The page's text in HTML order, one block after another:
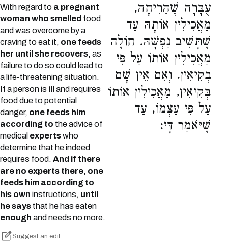
With regard to a pregnant
woman who smelled food
and was overcome by a
craving to eat it, one feeds
her until she recovers, as
failure to do so could lead to
a life-threatening situation.
If a person is ill
and requires
food due to potential
danger, one feeds him
according to the advice of
medical expertswho
determine that he indeed
requires food. And if there
are no experts there, one
feeds him according to
his own instructions, until
he says that he has eaten
enough and needs no more.
Suggest an edit
עֻבָּרָה שֶׁהֵרִיחָה,
מַאֲכִילִין אוֹתָהּ עַד
שֶׁתָּשִׁיב נַפְשָׁהּ. חוֹלֶה
מַאֲכִילִין אוֹתוֹ עַל פִּי
בְקִיאִין. וְאִם אֵין שָׁם
בְּקִיאִין, מַאֲכִילִין אוֹתוֹ
עַל פִּי עַצְמוֹ, עַד
שֶׁיֹּאמַר דָּי: